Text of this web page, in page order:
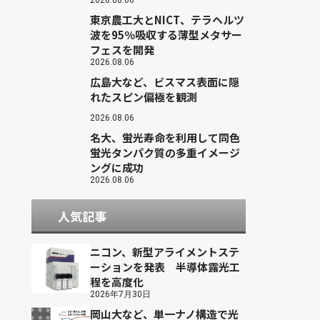
東京農工大とNICT、テラヘルツ
波を95％吸収する薄型メタサー
フェスを開発
2026.08.06
広島大など、ビスマス表面に隠
れたスピン偏極を観測
2026.08.06
名大、蛍光寿命を利用して同色
蛍光タンパク質の多重イメージ
ングに成功
2026.08.06
人気記事
ニコン、新型アライメントステ
ーションを発表 半導体露光工
程を高度化
2026年7月30日
岡山大など、単一ナノ構造で光